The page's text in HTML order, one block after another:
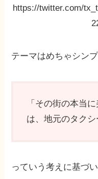
https://twitter.com/
テーマはめちゃシンプ
「その街の本当
は、地元のタクシ
っていう考えに基づい